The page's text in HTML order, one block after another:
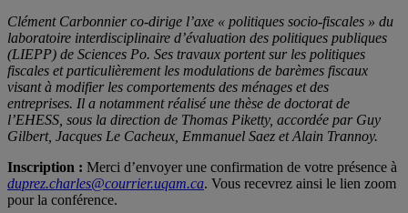
Clément Carbonnier co-dirige l’axe « politiques socio-fiscales » du
laboratoire interdisciplinaire d’évaluation des politiques publiques
(LIEPP) de Sciences Po. Ses travaux portent sur les politiques
fiscales et particulièrement les modulations de barèmes fiscaux
visant à modifier les comportements des ménages et des
entreprises. Il a notamment réalisé une thèse de doctorat de
l’EHESS, sous la direction de Thomas Piketty, accordée par Guy
Gilbert, Jacques Le Cacheux, Emmanuel Saez et Alain Trannoy.
Inscription : Merci d’envoyer une confirmation de votre présence à
duprez.charles@courrier.uqam.ca. Vous recevrez ainsi le lien zoom
pour la conférence.